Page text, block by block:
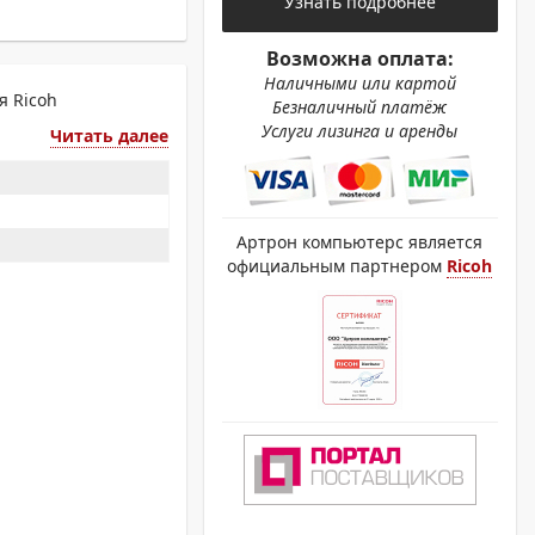
Ricoh
Читать далее
Возможна оплата:
Наличными или картой
Безналичный платёж
Услуги лизинга и аренды
Артрон компьютерс является
официальным партнером Ricoh